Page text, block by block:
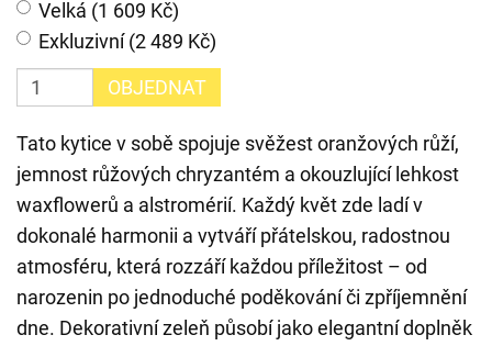
Velká (1 609 Kč)
Exkluzivní (2 489 Kč)
OBJEDNAT
Tato kytice v sobě spojuje svěžest oranžových růží,
jemnost růžových chryzantém a okouzlující lehkost
waxflowerů a alstromérií. Každý květ zde ladí v
dokonalé harmonii a vytváří přátelskou, radostnou
atmosféru, která rozzáří každou příležitost – od
narozenin po jednoduché poděkování či zpříjemnění
dne. Dekorativní zeleň působí jako elegantní doplněk